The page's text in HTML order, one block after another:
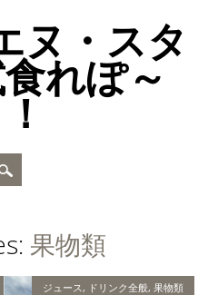
ヌ・スタ
れぽ～
果物類
ジュース , ドリンク全般,果物類